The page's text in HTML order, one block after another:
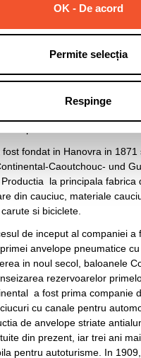
OK - De acord
Permite selecția
Respinge
24 luni
8 Produse
CONTINENTAL
fondat in Hanovra in 1871
Caoutchouc- und
la principala fabrica
din cauciuc, materiale
si biciclete.
de inceput al companiei a
anvelope pneumatice
in noul secol, baloanele
rezervoarelor
a fost prima companie
cu canale pentru
de anvelope striate
din prezent, iar trei ani
pentru autoturisme. In